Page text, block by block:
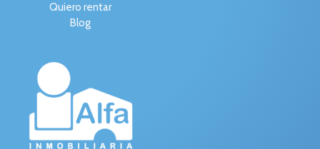
Quiero rentar
Blog